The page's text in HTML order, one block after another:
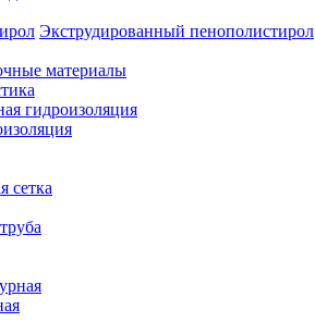
Экструдированный пенополистирол
материалы
гидроизоляция
сетка